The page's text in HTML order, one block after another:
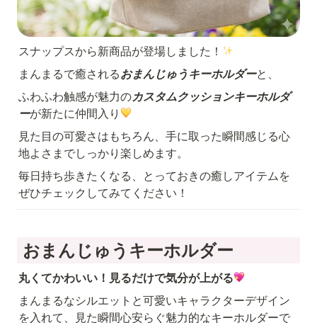
スナップスから新商品が登場しました！
まんまるで癒されるおまんじゅうキーホルダーと、
ふわふわ触感が魅力のカスタムクッションキーホルダ
ーが新たに仲間入り
見た目の可愛さはもちろん、手に取った瞬間感じる心
地よさまでしっかり楽しめます。
毎日持ち歩きたくなる、とっておきの癒しアイテムを
ぜひチェックしてみてください！
おまんじゅうキーホルダー
丸くてかわいい！見るだけで気分が上がる
まんまるなシルエットと可愛いキャラクターデザイン
を入れて、見た瞬間心安らぐ魅力的なキーホルダーで